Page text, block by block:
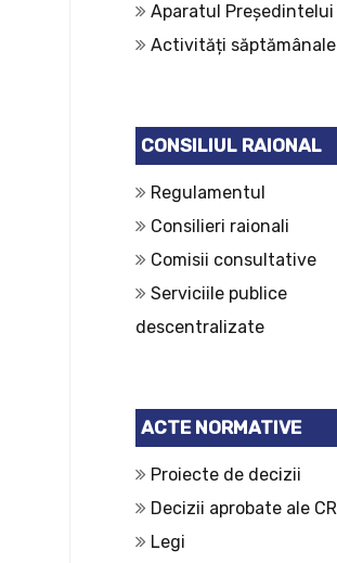
Aparatul Președintelui
Activități săptămânale
CONSILIUL RAIONAL
Regulamentul
Consilieri raionali
Comisii consultative
Serviciile publice
descentralizate
ACTE NORMATIVE
Proiecte de decizii
Decizii aprobate ale CR
Legi